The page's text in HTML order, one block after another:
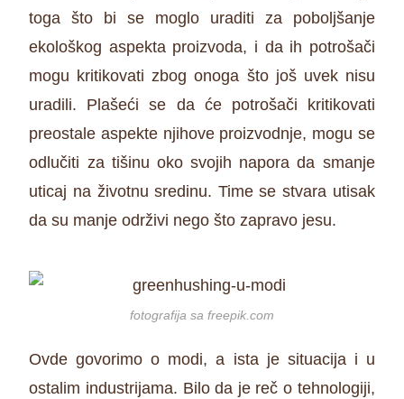
toga što bi se moglo uraditi za poboljšanje
ekološkog aspekta proizvoda, i da ih potrošači
mogu kritikovati zbog onoga što još uvek nisu
uradili. Plašeći se da će potrošači kritikovati
preostale aspekte njihove proizvodnje, mogu se
odlučiti za tišinu oko svojih napora da smanje
uticaj na životnu sredinu. Time se stvara utisak
da su manje održivi nego što zapravo jesu.
fotografija sa freepik.com
Ovde govorimo o modi, a ista je situacija i u
ostalim industrijama. Bilo da je reč o tehnologiji,